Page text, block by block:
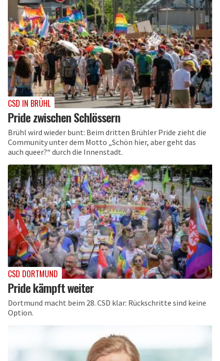
CSD IN BRÜHL
Pride zwischen Schlössern
Brühl wird wieder bunt: Beim dritten Brühler Pride zieht die
Community unter dem Motto „Schön hier, aber geht das
auch queer?“ durch die Innenstadt.
CSD DORTMUND
Pride kämpft weiter
Dortmund macht beim 28. CSD klar: Rückschritte sind keine
Option.